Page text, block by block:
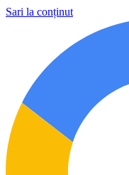
Sari la conținut